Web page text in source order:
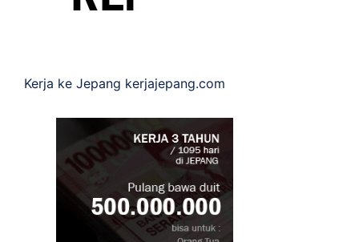
Kerja ke Jepang kerjajepang.com